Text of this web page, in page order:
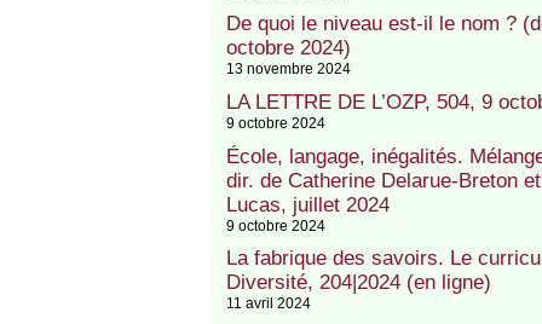
De quoi le niveau est-il le nom ?
octobre 2024)
13 novembre 2024
LA LETTRE DE L’OZP, 504, 9
9 octobre 2024
École, langage, inégalités.
dir. de Catherine Delarue-Breton
Lucas, juillet 2024
9 octobre 2024
La fabrique des savoirs. Le
Diversité, 204|2024 (en ligne)
11 avril 2024